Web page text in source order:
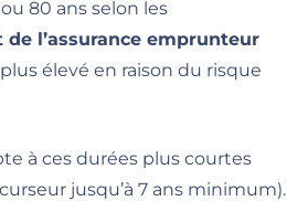
80 ans selon les
de l’assurance emprunteur
élevé en raison du risque
à ces durées plus courtes
jusqu’à 7 ans minimum).